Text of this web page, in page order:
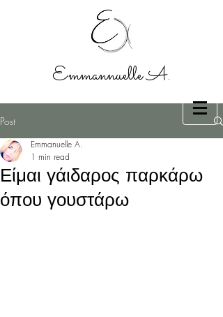
Emmannuelle A.
Post
Είμαι γάιδαρος παρκάρω
όπου γουστάρω
Emmanuelle A.
1 min read